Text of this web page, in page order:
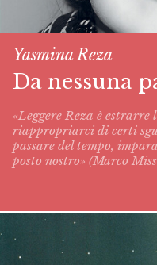
Yasmina Reza
Da nessuna
«Leggere Reza è
riappropriarci di certi
passare del tempo,
posto nostro» (Marco